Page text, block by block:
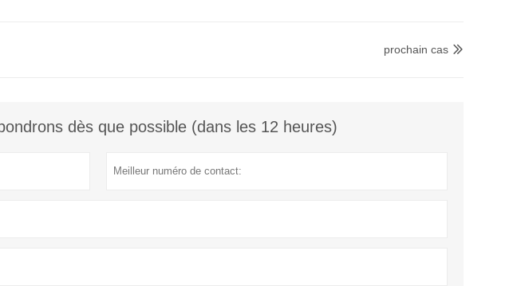

prochain cas
dès que possible (dans les 12 heures)